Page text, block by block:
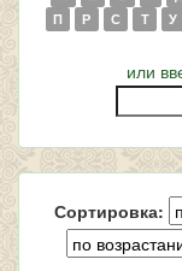
П
Р С Т У
или
Сортировка: